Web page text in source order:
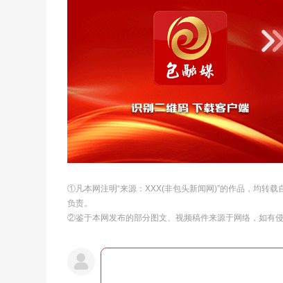
①凡本网注明“来源：XXX(非包头新闻网)”的作品，均转
负责。
②鉴于本网发布的部分图文、视频稿件来源于网络，如有